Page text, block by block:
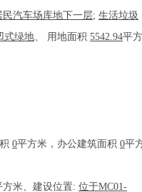
民汽车场库地下一层; 生活垃圾
式绿地、 用地面积 5542.94平方
0平方米，办公建筑面积 0平
方米、建设位置: 位于MC01-